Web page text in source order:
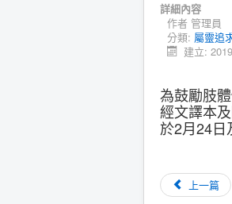
詳細內容
作者 管理員
分類: 屬靈追
建立:
為鼓勵肢
經文譯本
於2月24日
上一篇